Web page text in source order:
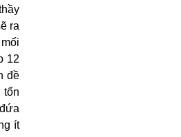
ra
12
đề
tổn
ít